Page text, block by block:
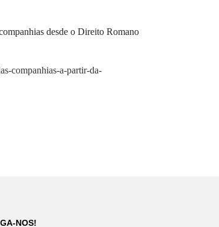
desde o Direito Romano
companhias-a-partir-da-
NOS!